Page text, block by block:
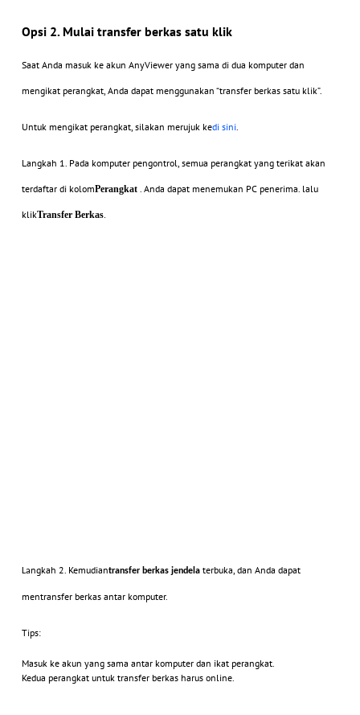
Opsi 2. Mulai transfer berkas satu klik
Saat Anda masuk ke akun AnyViewer yang sama di dua komputer dan
mengikat perangkat, Anda dapat menggunakan “transfer berkas satu klik”.
Untuk mengikat perangkat, silakan merujuk kedi sini.
Langkah 1. Pada komputer pengontrol, semua perangkat yang terikat akan
terdaftar di kolomPerangkat . Anda dapat menemukan PC penerima. lalu
klikTransfer Berkas.
Langkah 2. Kemudiantransfer berkas jendela terbuka, dan Anda dapat
mentransfer berkas antar komputer.
Tips:
Masuk ke akun yang sama antar komputer dan ikat perangkat.
Kedua perangkat untuk transfer berkas harus online.